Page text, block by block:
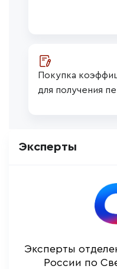
Покупка
для получения
Эксперты
Эксперты
России по